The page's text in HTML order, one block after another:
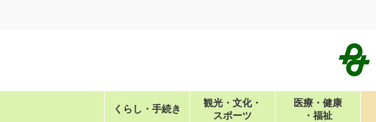
くらし・手続き
観光・文化・
スポーツ
医療・健康
・福祉